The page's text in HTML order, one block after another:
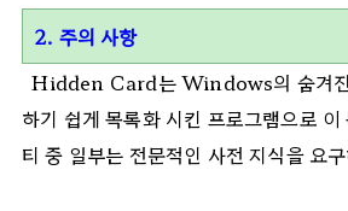
2. 주의 사항
Hidden Card는 Windows의 숨겨진
하기 쉽게 목록화 시킨 프로그램으로
티 중 일부는 전문적인 사전 지식을 요